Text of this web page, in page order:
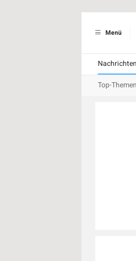
Menü
Nachrichten
Top-Themen